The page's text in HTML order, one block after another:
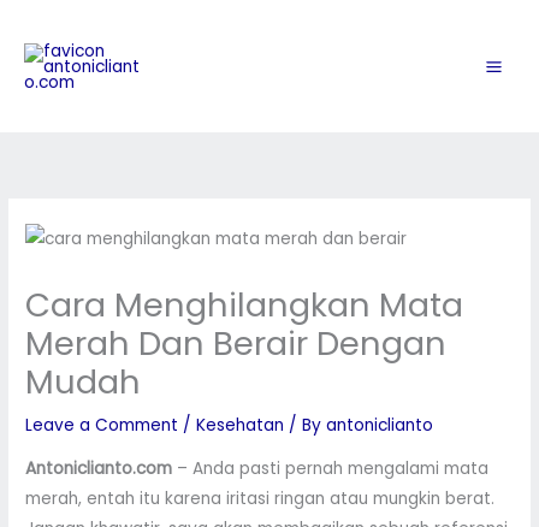
content
Cara Menghilangkan Mata
Merah Dan Berair Dengan
Mudah
Leave a Comment /Kesehatan / Byantoniclianto
Antoniclianto.com – Anda pasti pernah mengalami mata
merah, entah itu karena iritasi ringan atau mungkin berat.